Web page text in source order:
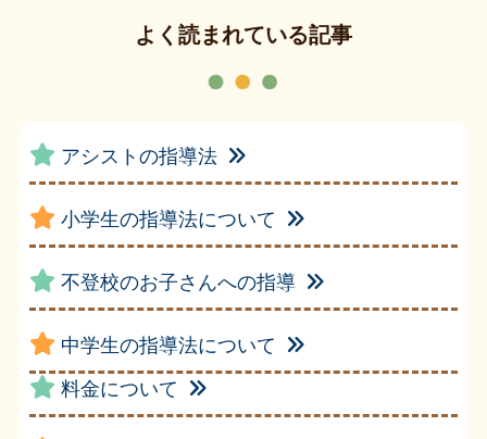
よく読まれている記事
アシストの指導法
小学生の指導法について
不登校のお子さんへの指導
中学生の指導法について
料金について